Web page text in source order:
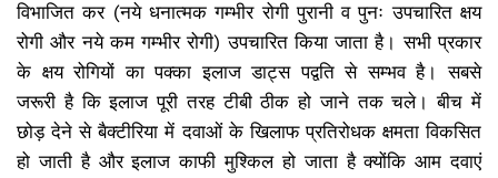
विभाजित कर (नये धनात्‍मक गम्‍भीर रोगी पुरानी व पुनः उपचारित क्षय
रोगी और नये कम गम्‍भीर रोगी) उपचारित किया जाता है। सभी प्रकार
के क्षय रोगियों का पक्‍का इलाज डाट्स पद्वति से सम्‍भव है। सबसे
जरूरी है कि इलाज पूरी तरह टीबी ठीक हो जाने तक चले। बीच में
छोड़ देने से बैक्टीरिया में दवाओं के खिलाफ प्रतिरोधक क्षमता विकसित
हो जाती है और इलाज काफी मुश्किल हो जाता है क्योंकि आम दवाएं